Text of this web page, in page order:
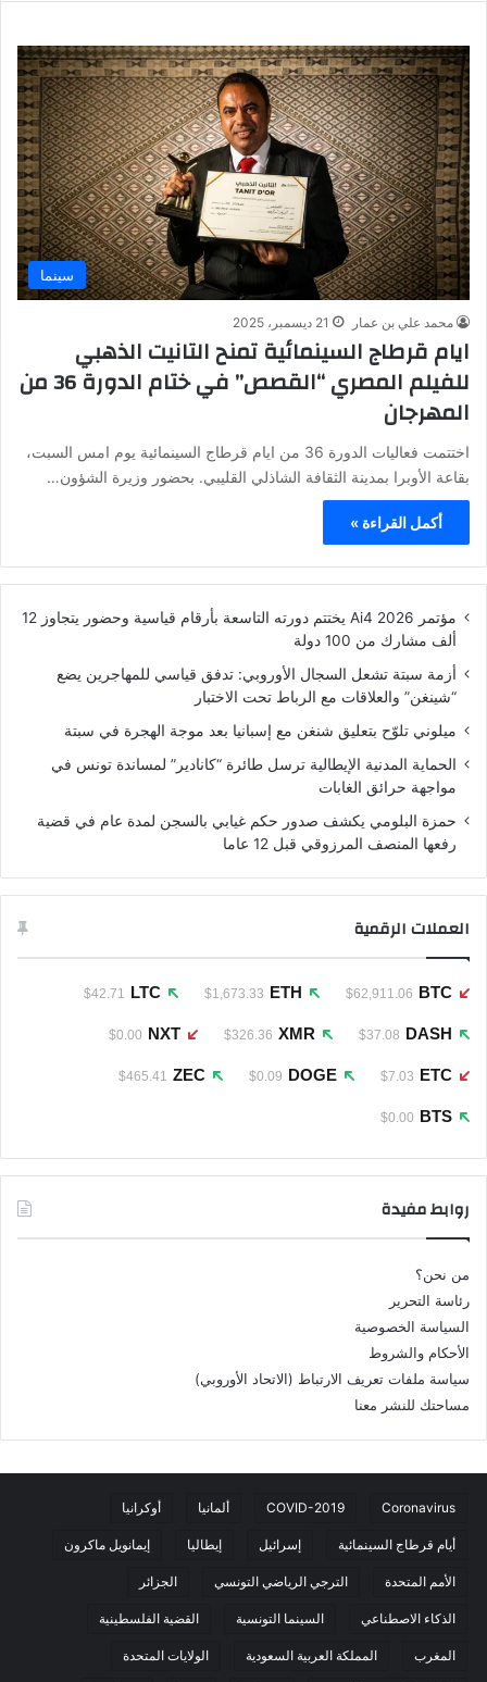
سينما
محمد علي بن عمار 21 ديسمبر، 2025
ايام قرطاج السينمائية تمنح التانيت الذهبي
للفيلم المصري “القصص” في ختام الدورة 36 من
المهرجان
اختتمت فعاليات الدورة 36 من ايام قرطاج السينمائية يوم امس السبت،
بقاعة الأوبرا بمدينة الثقافة الشاذلي القليبي. بحضور وزيرة الشؤون…
أكمل القراءة »
مؤتمر Ai4 2026 يختتم دورته التاسعة بأرقام قياسية وحضور يتجاوز 12
ألف مشارك من 100 دولة
أزمة سبتة تشعل السجال الأوروبي: تدفق قياسي للمهاجرين يضع
“شينغن” والعلاقات مع الرباط تحت الاختبار
ميلوني تلوّح بتعليق شنغن مع إسبانيا بعد موجة الهجرة في سبتة
الحماية المدنية الإيطالية ترسل طائرة “كانادير” لمساندة تونس في
مواجهة حرائق الغابات
حمزة البلومي يكشف صدور حكم غيابي بالسجن لمدة عام في قضية
رفعها المنصف المرزوقي قبل 12 عاما
العملات الرقمية
BTC
$62,911.06
ETH
$1,673.33
LTC
$42.71
DASH
$37.08
XMR
$326.36
NXT
$0.00
ETC
$7.03
DOGE
$0.09
ZEC
$465.41
BTS
$0.00
روابط مفيدة
من نحن؟
رئاسة التحرير
السياسة الخصوصية
الأحكام والشروط
سياسة ملفات تعريف الارتباط (الاتحاد الأوروبي)
مساحتك للنشر معنا
Coronavirus
COVID-2019 ألمانيا أوكرانيا
أيام قرطاج السينمائية إسرائيل إيطاليا إيمانويل ماكرون
الأمم المتحدة الترجي الرياضي التونسي الجزائر
الذكاء الاصطناعي السينما التونسية القضية الفلسطينية
المغرب المملكة العربية السعودية الولايات المتحدة